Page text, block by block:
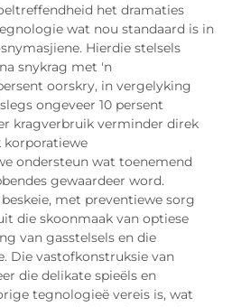
het dramaties
wat nou standaard is in
Hierdie stelsels
snykrag met 'n
oorskry, in vergelyking
ongeveer 10 persent
kragverbruik verminder direk
ondersteun wat toenemend
gewaardeer word.
met preventiewe sorg
die skoonmaak van optiese
van gasstelsels en die
Die vastofkonstruksie van
die delikate spieëls en
tegnologieë vereis is, wat